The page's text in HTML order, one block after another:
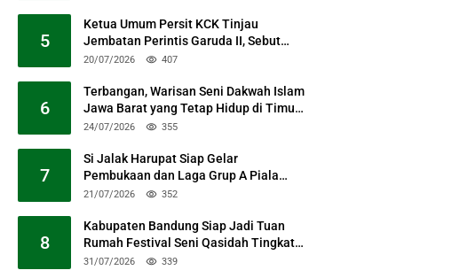
5
Ketua Umum Persit KCK Tinjau
Jembatan Perintis Garuda II, Sebut
Simbol Kebersamaan TNI dan Rakyat
20/07/2026 407
6
Terbangan, Warisan Seni Dakwah Islam
Jawa Barat yang Tetap Hidup di Timur
Kabupaten Bandung
24/07/2026 355
7
Si Jalak Harupat Siap Gelar
Pembukaan dan Laga Grup A Piala
Presiden 2026 Sabtu Mendatang
21/07/2026 352
8
Kabupaten Bandung Siap Jadi Tuan
Rumah Festival Seni Qasidah Tingkat
Nasional
31/07/2026 339